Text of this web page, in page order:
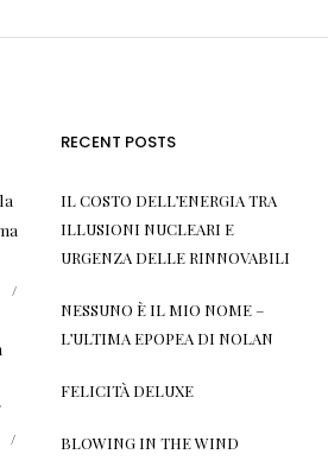
RECENT POSTS
IL COSTO DELL’ENERGIA TRA
ILLUSIONI NUCLEARI E
URGENZA DELLE RINNOVABILI
NESSUNO È IL MIO NOME –
L’ULTIMA EPOPEA DI NOLAN
FELICITÀ DELUXE
BLOWING IN THE WIND